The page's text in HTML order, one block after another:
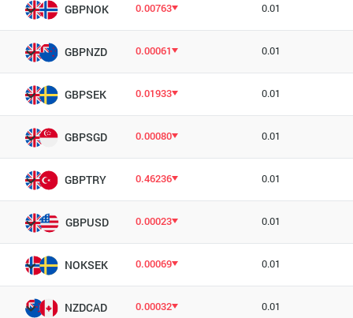
GBPNOK 0.00763 0.01
GBPNZD 0.00061 0.01
GBPSEK 0.01933 0.01
GBPSGD 0.00080 0.01
GBPTRY 0.46236 0.01
GBPUSD 0.00023 0.01
NOKSEK 0.00069 0.01
NZDCAD 0.00032 0.01